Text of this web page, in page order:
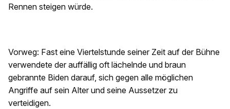
Rennen steigen würde.
Vorweg: Fast eine Viertelstunde seiner Zeit auf der Bühne
verwendete der auffällig oft lächelnde und braun
gebrannte Biden darauf, sich gegen alle möglichen
Angriffe auf sein Alter und seine Aussetzer zu
verteidigen.